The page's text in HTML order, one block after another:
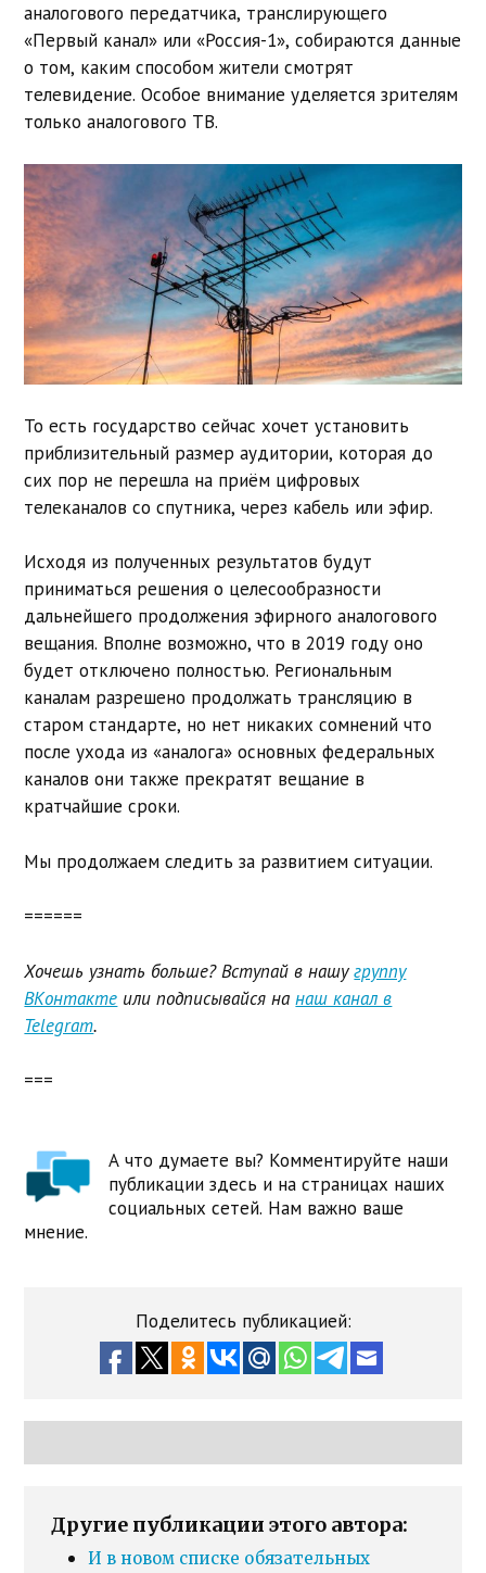
аналогового передатчика, транслирующего
«Первый канал» или «Россия-1», собираются данные
о том, каким способом жители смотрят
телевидение. Особое внимание уделяется зрителям
только аналогового ТВ.
То есть государство сейчас хочет установить
приблизительный размер аудитории, которая до
сих пор не перешла на приём цифровых
телеканалов со спутника, через кабель или эфир.
Исходя из полученных результатов будут
приниматься решения о целесообразности
дальнейшего продолжения эфирного аналогового
вещания. Вполне возможно, что в 2019 году оно
будет отключено полностью. Региональным
каналам разрешено продолжать трансляцию в
старом стандарте, но нет никаких сомнений что
после ухода из «аналога» основных федеральных
каналов они также прекратят вещание в
кратчайшие сроки.
Мы продолжаем следить за развитием ситуации.
======
Хочешь узнать больше? Вступай в нашугруппу
ВКонтакте или подписывайся нанаш канал в
Telegram.
===
А что думаете вы? Комментируйте наши
публикации здесь и на страницах наших
социальных сетей. Нам важно ваше
мнение.
Поделитесь публикацией:
Другие публикации этого автора:
И в новом списке обязательных